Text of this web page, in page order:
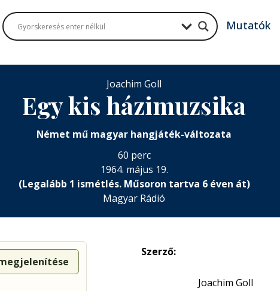
Mutatók
Joachim Goll
Egy kis házimuzsika
Német mű magyar hangjáték-változata
60 perc
1964. május 19.
(Legalább 1 ismétlés. Műsoron tartva 6 éven át)
Magyar Rádió
Szerző:
Joachim Goll